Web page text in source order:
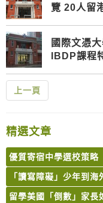
覽 20人留
國際文憑
IBDP課程
上一頁
精選文章
優質寄宿中學選校策略
「讀寫障礙」少年到海
留學美國「倒數」家長